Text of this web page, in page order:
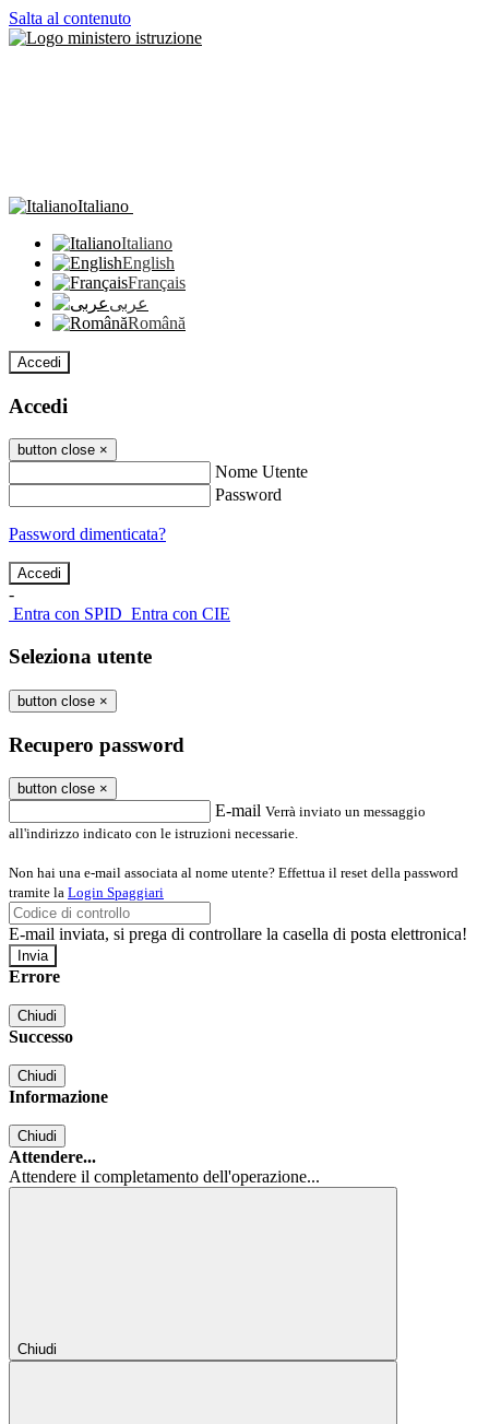
Salta al contenuto
Italiano
Italiano
English
Français
عربى
Română
Accedi
Accedi
button close ×
Nome Utente
Password
Password dimenticata?
-
Entra con SPID Entra con CIE
Seleziona utente
button close ×
Recupero password
button close ×
E-mail Verrà inviato un messaggio
all'indirizzo indicato con le istruzioni necessarie.
Non hai una e-mail associata al nome utente? Effettua il reset della password
tramite la Login Spaggiari
E-mail inviata, si prega di controllare la casella di posta elettronica!
Errore
Chiudi
Successo
Chiudi
Informazione
Chiudi
Attendere...
Attendere il completamento dell'operazione...
Chiudi